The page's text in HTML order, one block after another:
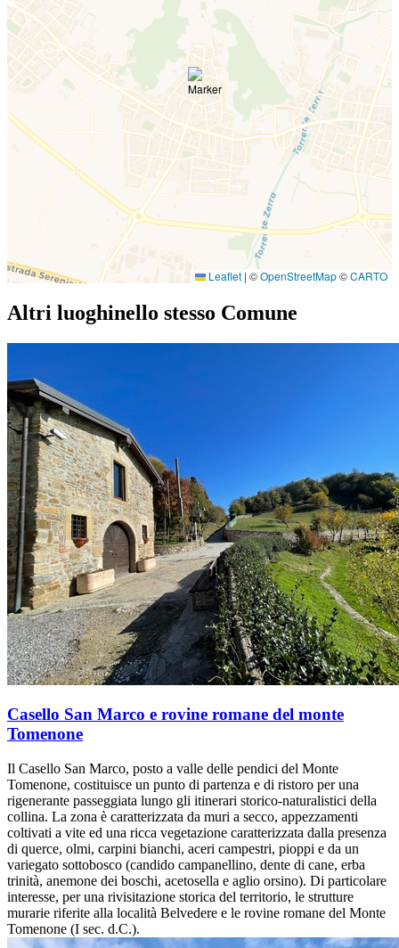
Leaflet | ©OpenStreetMap©CARTO
Altri luoghinello stesso Comune
Casello San Marco e rovine romane del monte
Tomenone
Il Casello San Marco, posto a valle delle pendici del Monte
Tomenone, costituisce un punto di partenza e di ristoro per una
rigenerante passeggiata lungo gli itinerari storico-naturalistici della
collina. La zona è caratterizzata da muri a secco, appezzamenti
coltivati a vite ed una ricca vegetazione caratterizzata dalla presenza
di querce, olmi, carpini bianchi, aceri campestri, pioppi e da un
variegato sottobosco (candido campanellino, dente di cane, erba
trinità, anemone dei boschi, acetosella e aglio orsino). Di particolare
interesse, per una rivisitazione storica del territorio, le strutture
murarie riferite alla località Belvedere e le rovine romane del Monte
Tomenone (I sec. d.C.).